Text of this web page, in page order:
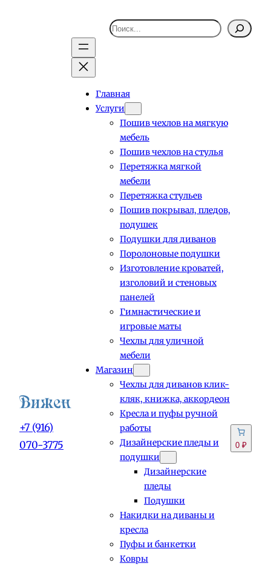
+7 (916)
070-3775
Поиск
Главная
Услуги
Пошив чехлов на мягкую
мебель
Пошив чехлов на стулья
Перетяжка мягкой
мебели
Перетяжка стульев
Пошив покрывал, пледов,
подушек
Подушки для диванов
Поролоновые подушки
Изготовление кроватей,
изголовий и стеновых
панелей
Гимнастические и
игровые маты
Чехлы для уличной
мебели
Магазин
Чехлы для диванов клик-
кляк, книжка, аккордеон
Кресла и пуфы ручной
работы
Дизайнерские пледы и
подушки
Дизайнерские
пледы
Подушки
Накидки на диваны и
кресла
Пуфы и банкетки
Ковры
0 ₽